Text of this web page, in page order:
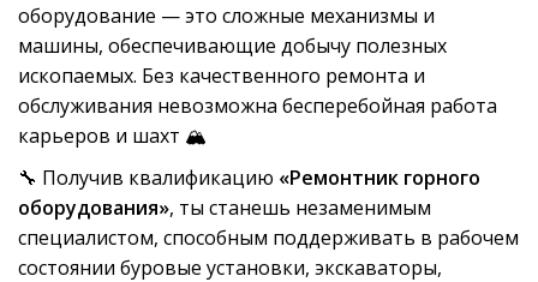
оборудование — это сложные механизмы и
машины, обеспечивающие добычу полезных
ископаемых. Без качественного ремонта и
обслуживания невозможна бесперебойная работа
карьеров и шахт 🏔️
🔧 Получив квалификацию «Ремонтник горного
оборудования», ты станешь незаменимым
специалистом, способным поддерживать в рабочем
состоянии буровые установки, экскаваторы,